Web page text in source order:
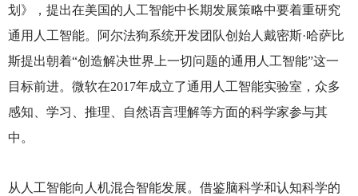
划》，提出在美国的人工智能中长期发展策略中要着重研究
通用人工智能。阿尔法狗系统开发团队创始人戴密斯·哈萨比
斯提出朝着“创造解决世界上一切问题的通用人工智能”这一
目标前进。微软在2017年成立了通用人工智能实验室，众多
感知、学习、推理、自然语言理解等方面的科学家参与其
中。
从人工智能向人机混合智能发展。借鉴脑科学和认知科学的